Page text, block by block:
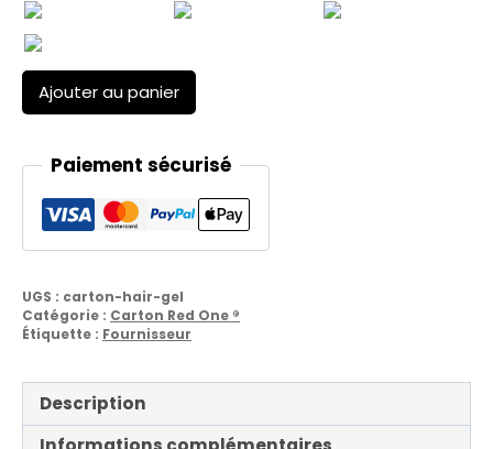
quantité
de
Hair
Gel
Ajouter au panier
Paiement sécurisé
UGS : carton-hair-gel
Catégorie : Carton Red One ®
Étiquette : Fournisseur
Description